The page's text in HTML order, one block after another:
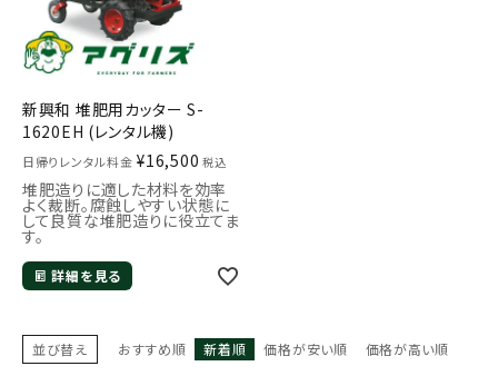
農業機械
農業資材
作業用品
補修部品
レンタル
利用ガイド FAQ
新興和 堆肥用カッター S-
1620EH (レンタル機)
日帰りレンタル料金 ¥16,500 税込
堆肥造りに適した材料を効率
よく裁断。腐蝕しやすい状態に
して良質な堆肥造りに役立てま
す。
詳細を見る
並び替え おすすめ順 新着順 価格が安い順 価格が高い順